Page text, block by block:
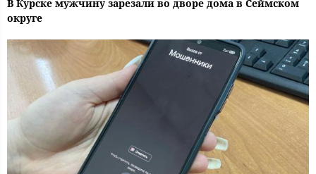
В Курске мужчину зарезали во дворе дома в Сеймском
округе